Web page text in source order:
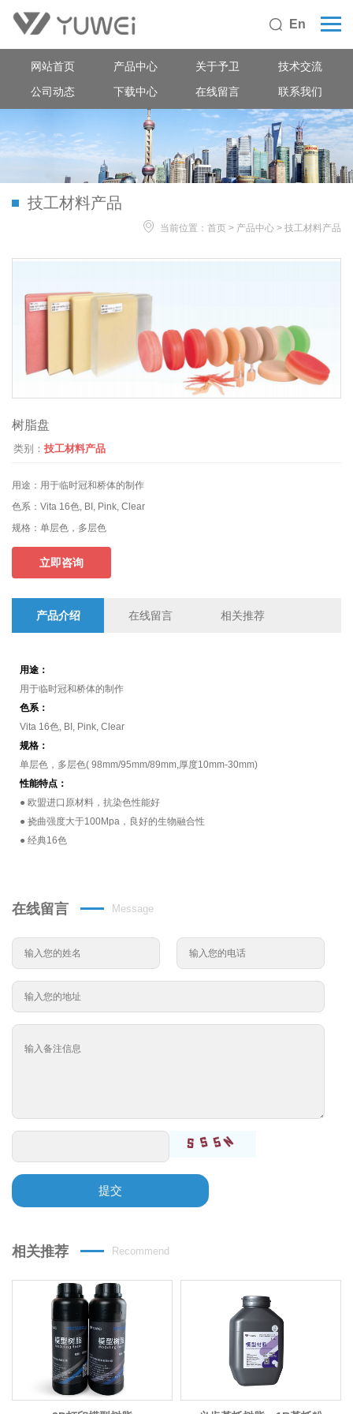
 En
网站首页 产品中心 关于予卫
技术交流
公司动态
下载中心 在线留言 联系我们
技工材料产品
 当前位置： 首页 > 产品中心 > 技工材料产品
树脂盘
类别： 技工材料产品
用途： 用于临时冠和桥体的制作
色系： Vita 16色, BI, Pink, Clear
规格： 单层色，多层色
立即咨询
产品介绍 在线留言 相关推荐
用途：
用于临时冠和桥体的制作
色系：
Vita 16色, BI, Pink, Clear
规格：
单层色，多层色( 98mm/95mm/89mm,厚度10mm-30mm)
性能特点：
● 欧盟进口原材料，抗染色性能好
● 挠曲强度大于100Mpa，良好的生物融合性
● 经典16色
在线留言 Message
提交
相关推荐 Recommend